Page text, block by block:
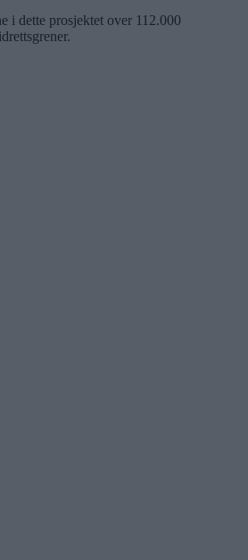
i dette prosjektet over 112.000